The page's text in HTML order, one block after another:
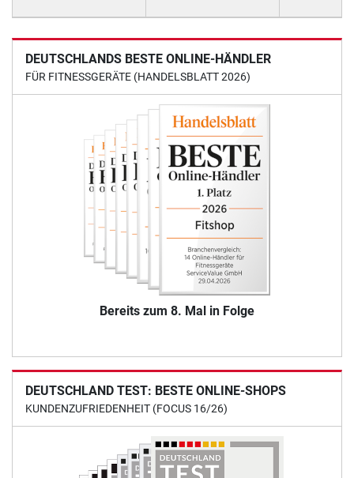
DEUTSCHLANDS BESTE ONLINE-HÄNDLER
FÜR FITNESSGERÄTE (HANDELSBLATT 2026)
Bereits zum 8. Mal in Folge
DEUTSCHLAND TEST: BESTE ONLINE-SHOPS
KUNDENZUFRIEDENHEIT (FOCUS 16/26)